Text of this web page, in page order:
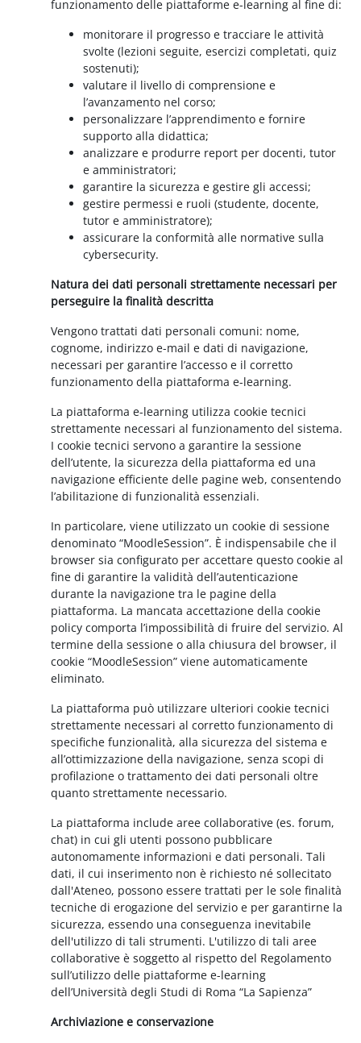
funzionamento delle piattaforme e-learning al fine di:
monitorare il progresso e tracciare le attività
svolte (lezioni seguite, esercizi completati, quiz
sostenuti);
valutare il livello di comprensione e
l’avanzamento nel corso;
personalizzare l’apprendimento e fornire
supporto alla didattica;
analizzare e produrre report per docenti, tutor
e amministratori;
garantire la sicurezza e gestire gli accessi;
gestire permessi e ruoli (studente, docente,
tutor e amministratore);
assicurare la conformità alle normative sulla
cybersecurity.
Natura dei dati personali strettamente necessari per
perseguire la finalità descritta
Vengono trattati dati personali comuni: nome,
cognome, indirizzo e-mail e dati di navigazione,
necessari per garantire l’accesso e il corretto
funzionamento della piattaforma e-learning.
La piattaforma e-learning utilizza cookie tecnici
strettamente necessari al funzionamento del sistema.
I cookie tecnici servono a garantire la sessione
dell’utente, la sicurezza della piattaforma ed una
navigazione efficiente delle pagine web, consentendo
l’abilitazione di funzionalità essenziali.
In particolare, viene utilizzato un cookie di sessione
denominato “MoodleSession”. È indispensabile che il
browser sia configurato per accettare questo cookie al
fine di garantire la validità dell’autenticazione
durante la navigazione tra le pagine della
piattaforma. La mancata accettazione della cookie
policy comporta l’impossibilità di fruire del servizio. Al
termine della sessione o alla chiusura del browser, il
cookie “MoodleSession” viene automaticamente
eliminato.
La piattaforma può utilizzare ulteriori cookie tecnici
strettamente necessari al corretto funzionamento di
specifiche funzionalità, alla sicurezza del sistema e
all’ottimizzazione della navigazione, senza scopi di
profilazione o trattamento dei dati personali oltre
quanto strettamente necessario.
La piattaforma include aree collaborative (es. forum,
chat) in cui gli utenti possono pubblicare
autonomamente informazioni e dati personali. Tali
dati, il cui inserimento non è richiesto né sollecitato
dall'Ateneo, possono essere trattati per le sole finalità
tecniche di erogazione del servizio e per garantirne la
sicurezza, essendo una conseguenza inevitabile
dell'utilizzo di tali strumenti. L'utilizzo di tali aree
collaborative è soggetto al rispetto del Regolamento
sull’utilizzo delle piattaforme e-learning
dell’Università degli Studi di Roma “La Sapienza”
Archiviazione e conservazione